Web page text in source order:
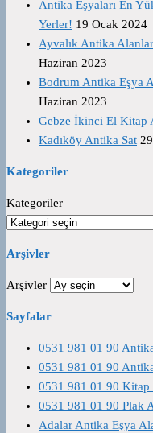
Antika Eşyaları En
Yerler! 19 Ocak 2024
Ayvalık Antika Alanlar
Haziran 2023
Bodrum Antika Eşya
Haziran 2023
Gebze İkinci El Kitap
Kadıköy Antika Sat
Kategoriler
Kategoriler
Arşivler
Arşivler
Sayfalar
0531 981 01 90
0531 981 01 90
0531 981 01 90
0531 981 01 90 Plak
Adalar Antika Eşya